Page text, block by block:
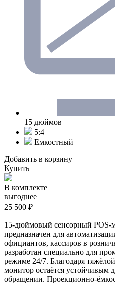
15 дюймов
5:4
Емкостный
Добавить в корзину
Купить
В комплекте
выгоднее
25 500 ₽
15-дюймовый сенсорный
предназначен для
официантов, кассиров в
разработан специально для
режиме 24/7. Благодаря
монитор остаётся устойчивым
обращении. Проекционно-